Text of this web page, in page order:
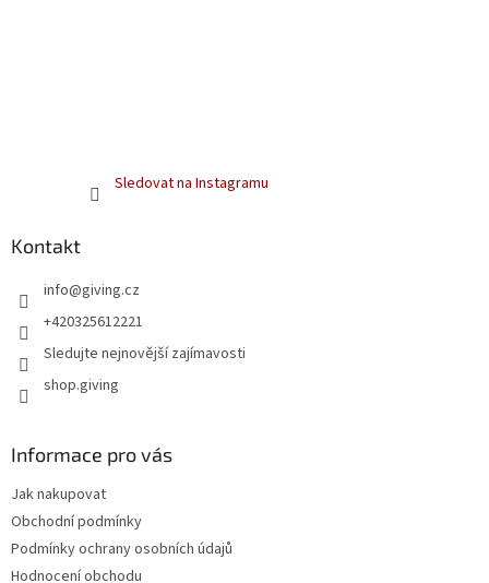
Sledovat na Instagramu
Kontakt
info@giving.cz
+420325612221
Sledujte nejnovější zajímavosti
shop.giving
Informace pro vás
Jak nakupovat
Obchodní podmínky
Podmínky ochrany osobních údajů
Hodnocení obchodu